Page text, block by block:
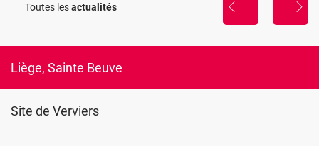
à
anticipez
de
Toutes lesactualités
Liège, Sainte Beuve
Site de Verviers